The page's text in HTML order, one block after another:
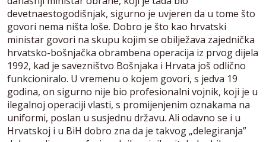
devetnaestogodišnjak, sigurno je uvjeren da u tome što
govori nema ništa loše. Dobro je što kao hrvatski
ministar govori na skupu kojim se obilježava zajednička
hrvatsko-bošnjačka obrambena operacija iz prvog dijela
1992, kad je savezništvo Bošnjaka i Hrvata još odlično
funkcioniralo. U vremenu o kojem govori, s jedva 19
godina, on sigurno nije bio profesionalni vojnik, koji je u
ilegalnoj operaciji vlasti, s promijenjenim oznakama na
uniformi, poslan u susjednu državu. Ali odavno se i u
Hrvatskoj i u BiH dobro zna da je takvog „delegiranja”